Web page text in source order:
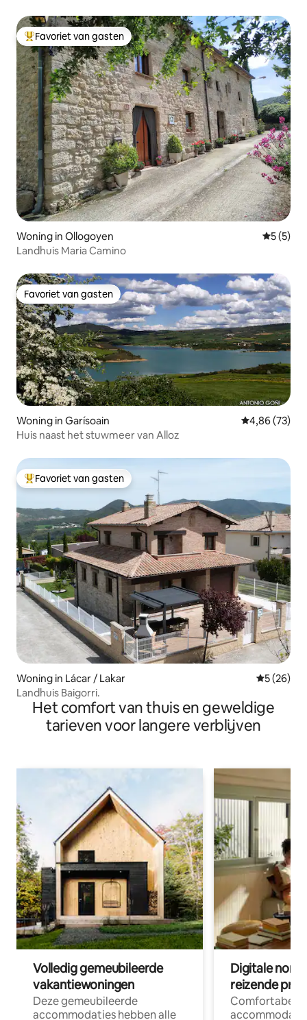
Topfavoriet van gasten
Favoriet van gasten
Woning in Ollogoyen
5 (5)
Landhuis Maria Camino
Favoriet van gasten
Favoriet van gasten
Woning in Garísoain Gemiddelde
4,86 (73)
Huis naast het stuwmeer van Alloz
Topfavoriet van gasten
Favoriet van gasten
Woning in Lácar / Lakar
5 (26)
Landhuis Baigorri.
Het comfort van thuis en geweldige
tarieven voor langere verblijven
Volledig gemeubileerde
vakantiewoningen
Deze gemeubileerde
accommodaties hebben alle
Digitale
reizende
Comfortabele